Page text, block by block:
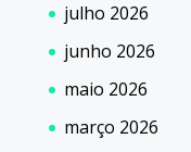
julho 2026
junho 2026
maio 2026
março 2026